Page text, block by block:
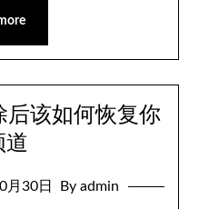
该如何恢复你
月30日 By admin